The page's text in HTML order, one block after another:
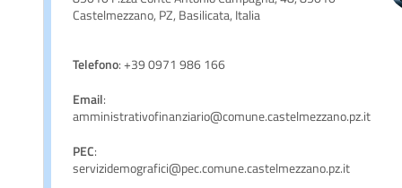
Castelmezzano, PZ, Basilicata, Italia
Telefono: +39 0971 986 166
Email:
amministrativofinanziario@comune.castelmezzano.pz.it
PEC:
servizidemografici@pec.comune.castelmezzano.pz.it